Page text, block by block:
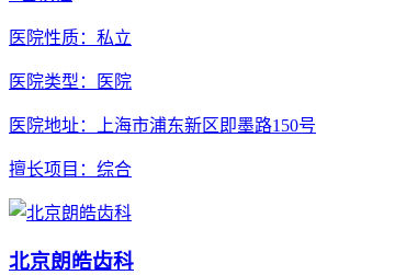
医院性质：私立
医院类型 ：医院
医院地址：上海市浦东新区即墨路150号
擅长项目 ：综合
北京朗皓齿科